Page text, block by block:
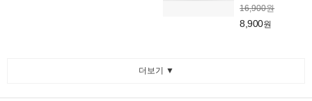
16,900원
8,900원
더보기 ▼